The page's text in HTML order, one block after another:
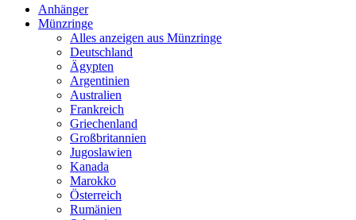
Anhänger
Münzringe
Alles anzeigen aus Münzringe
Deutschland
Ägypten
Argentinien
Australien
Frankreich
Griechenland
Großbritannien
Jugoslawien
Kanada
Marokko
Österreich
Rumänien